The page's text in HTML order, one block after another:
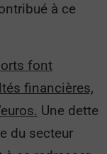
à ce
font
financières,
. Une dette
du secteur